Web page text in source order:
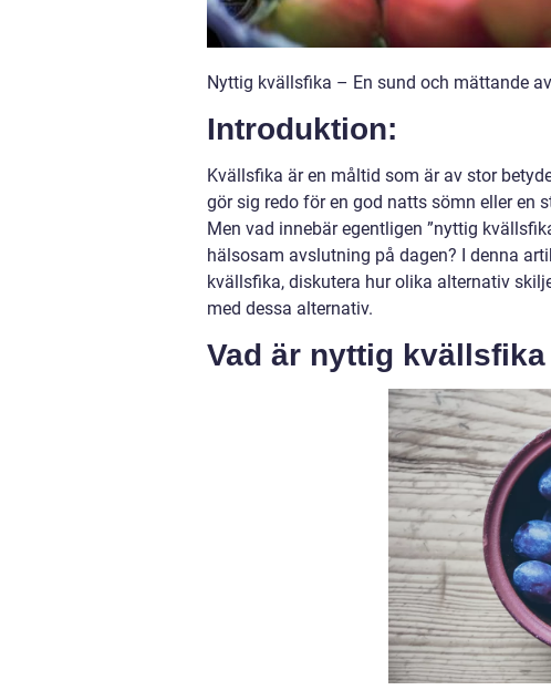
Nyttig kvällsfika – En sund och mättande
Introduktion:
Kvällsfika är en måltid som är av stor
gör sig redo för en god natts sömn eller en
Men vad innebär egentligen ”nyttig
hälsosam avslutning på dagen? I denna
kvällsfika, diskutera hur olika alternativ
med dessa alternativ.
Vad är nyttig